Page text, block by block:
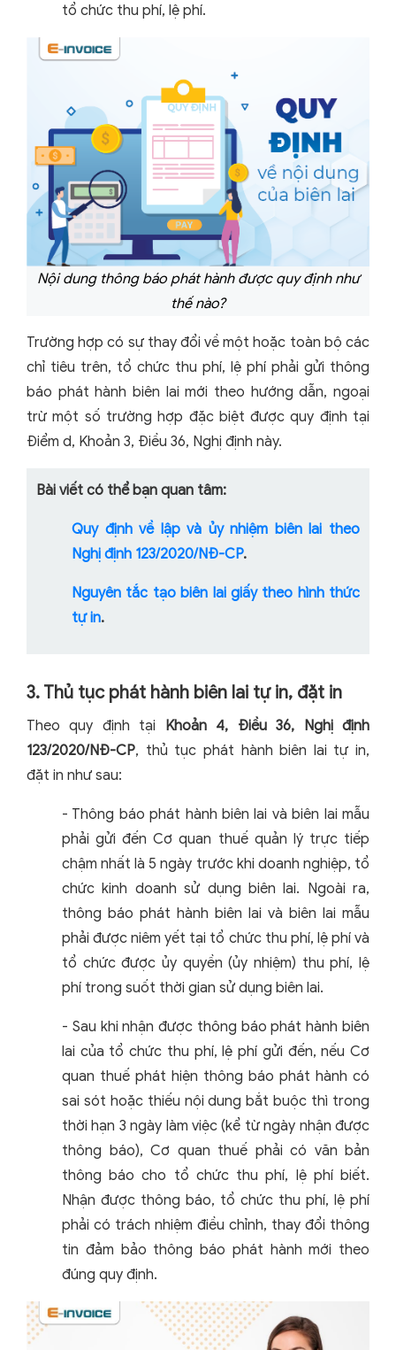
tổ chức thu phí, lệ phí.
Nội dung thông báo phát hành được quy định như
thế nào?
Trường hợp có sự thay đổi về một hoặc toàn bộ các
chỉ tiêu trên, tổ chức thu phí, lệ phí phải gửi thông
báo phát hành biên lai mới theo hướng dẫn, ngoại
trừ một số trường hợp đặc biệt được quy định tại
Điểm d, Khoản 3, Điều 36, Nghị định này.
Bài viết có thể bạn quan tâm:
Quy định về lập và ủy nhiệm biên lai theo
Nghị định 123/2020/NĐ-CP.
Nguyên tắc tạo biên lai giấy theo hình thức
tự in.
3. Thủ tục phát hành biên lai tự in, đặt in
Theo quy định tại Khoản 4, Điều 36, Nghị định
123/2020/NĐ-CP, thủ tục phát hành biên lai tự in,
đặt in như sau:
- Thông báo phát hành biên lai và biên lai mẫu
phải gửi đến Cơ quan thuế quản lý trực tiếp
chậm nhất là 5 ngày trước khi doanh nghiệp, tổ
chức kinh doanh sử dụng biên lai. Ngoài ra,
thông báo phát hành biên lai và biên lai mẫu
phải được niêm yết tại tổ chức thu phí, lệ phí và
tổ chức được ủy quyền (ủy nhiệm) thu phí, lệ
phí trong suốt thời gian sử dụng biên lai.
- Sau khi nhận được thông báo phát hành biên
lai của tổ chức thu phí, lệ phí gửi đến, nếu Cơ
quan thuế phát hiện thông báo phát hành có
sai sót hoặc thiếu nội dung bắt buộc thì trong
thời hạn 3 ngày làm việc (kể từ ngày nhận được
thông báo), Cơ quan thuế phải có văn bản
thông báo cho tổ chức thu phí, lệ phí biết.
Nhận được thông báo, tổ chức thu phí, lệ phí
phải có trách nhiệm điều chỉnh, thay đổi thông
tin đảm bảo thông báo phát hành mới theo
đúng quy định.